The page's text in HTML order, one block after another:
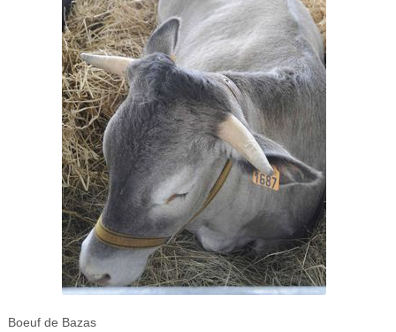
Boeuf de Bazas